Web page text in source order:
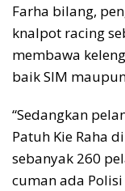
Farha bilang,
knalpot racing
membawa
baik SIM
“Sedangkan
Patuh Kie Raha
sebanyak 260
cuman ada